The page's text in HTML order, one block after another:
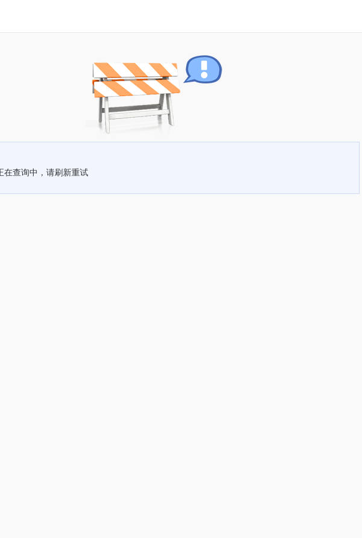
在查询中，请刷新重试